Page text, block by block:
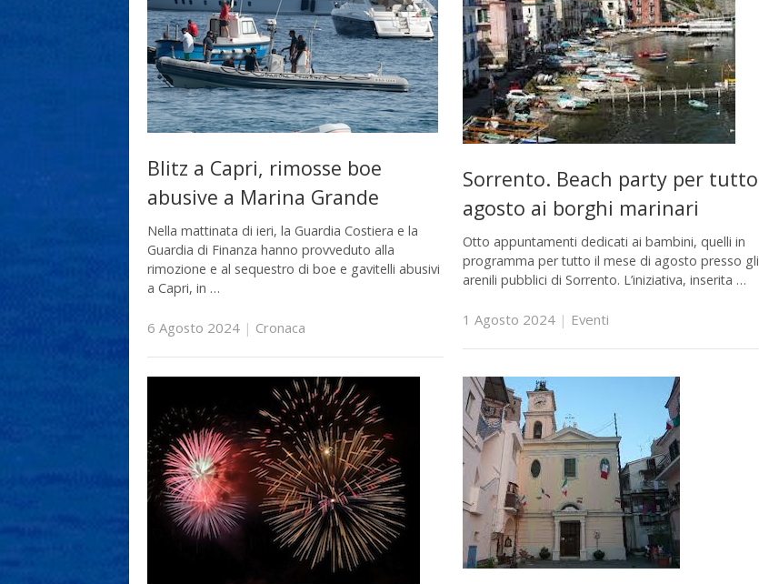
Blitz a Capri, rimosse boe
abusive a Marina Grande
Nella mattinata di ieri, la Guardia Costiera e la
Guardia di Finanza hanno provveduto alla
rimozione e al sequestro di boe e gavitelli abusivi
a Capri, in …
6 Agosto 2024 | Cronaca
Sorrento. Beach party per tutto
agosto ai borghi marinari
Otto appuntamenti dedicati ai bambini, quelli in
programma per tutto il mese di agosto presso gli
arenili pubblici di Sorrento. L’iniziativa, inserita …
1 Agosto 2024| Eventi